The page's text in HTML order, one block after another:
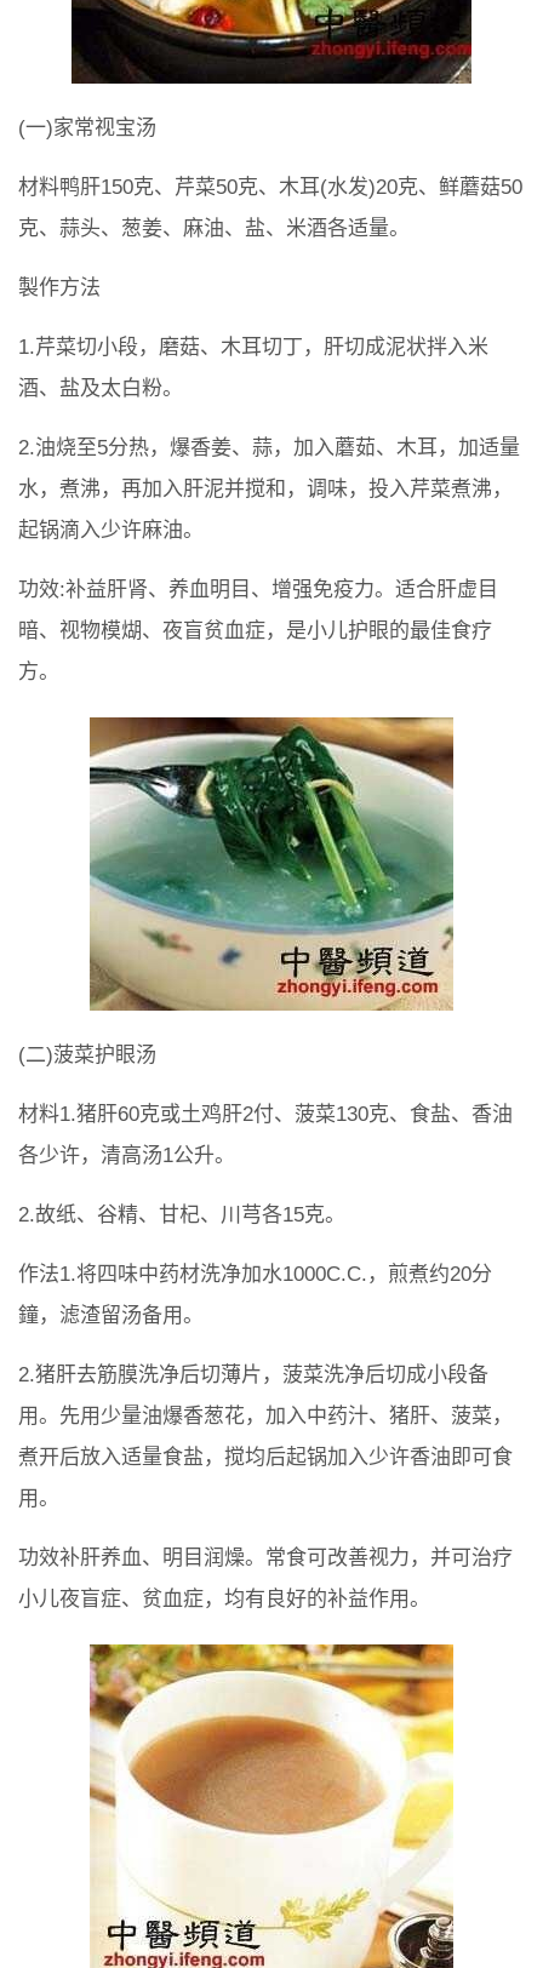
(一)家常视宝汤
材料鸭肝150克、芹菜50克、木耳(水发)20克、鲜蘑菇50
克、蒜头、葱姜、麻油、盐、米酒各适量。
製作方法
1.芹菜切小段，磨菇、木耳切丁，肝切成泥状拌入米
酒、盐及太白粉。
2.油烧至5分热，爆香姜、蒜，加入蘑茹、木耳，加适量
水，煮沸，再加入肝泥并搅和，调味，投入芹菜煮沸，
起锅滴入少许麻油。
功效:补益肝肾、养血明目、增强免疫力。适合肝虚目
暗、视物模煳、夜盲贫血症，是小儿护眼的最佳食疗
方。
(二)菠菜护眼汤
材料1.猪肝60克或土鸡肝2付、菠菜130克、食盐、香油
各少许，清高汤1公升。
2.故纸、谷精、甘杞、川芎各15克。
作法1.将四味中药材洗净加水1000C.C.，煎煮约20分
鐘，滤渣留汤备用。
2.猪肝去筋膜洗净后切薄片，菠菜洗净后切成小段备
用。先用少量油爆香葱花，加入中药汁、猪肝、菠菜，
煮开后放入适量食盐，搅均后起锅加入少许香油即可食
用。
功效补肝养血、明目润燥。常食可改善视力，并可治疗
小儿夜盲症、贫血症，均有良好的补益作用。